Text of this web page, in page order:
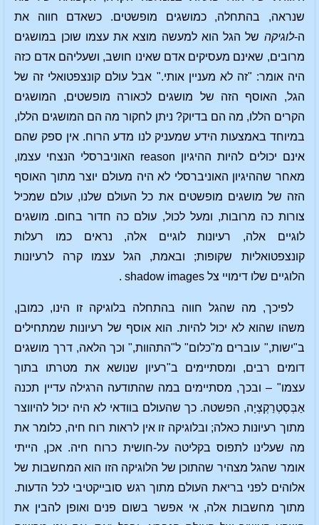
שנראה, בהתחלה, כמושגים מופשטים. כשאדם חווה את
ה-לוגיקה של הגל הוא למעשה מוצא את עצמו שוכן במושגים
מרובים, שאינם מעסיקים אדם שאינו חושב, ושעליהם אדם כזה
היה אומר: "זה לא מעניין אותי." אבל עולם קונצפטואלי זה של
הגל, האוסף הזה של מושגים לכאורה מופשטים, המושגים
הקרים הללו, מה הם בדיוק? ניתן לחקור מה הם המושגים הללו,
במיוחד באמצעות הידע שמעניק לנו מדע הרוח. אין ספק שהם
אינם יכולים להיות ההיגיון reason האוניברסלי הנצחי עצמו,
מאחר שההיגיון האוניברסלי לא היה מעולם יוצר מתוך האוסף
הזה של מושגים מופשטים את כל העולם שלנו, עולם שמכיל
צורות כה מרובות, ומעל לכול, עולם כה חדור בחום. מושגים
לוגיים אלה, רעיונות לוגיים אלה, נראים כמו רעלות
קונצפטואליות שקופות; ובאמת, הגל עצמו קרה לרעיונות
הלוגיים שלו דימויי צל shadow images .
לפיכך, מה שהגל חווה בהתחלה בלוגיקה זו הינו, כמובן,
משהו שהוא לא יכול להיות. הוא אוסף של רעיונות שמתחילים
ב"ישות," עוברים מ"כלום" ל"התהוות," וכך הלאה, דרך מושגים
דומים רבים, ומסתיימים ב"רעיון שנושא את מטרתו בתוך
עצמו" – ובכך, מסתיימים במה שהתודעה הרגילה עדיין תכנה
אַבְּסְטְרַקְצְיָה, הפשטה. כך שהעולם בוודאי לא היה יכול להיווצר
מתוך רעיונות כאלה; ובלוגיקה זו אין לראות רוח חיה, כלומר את
מה שעלינו לתפוס בקליטה על-חושית כרוח חיה. אכן, הייתי
אומר שהגל מצהיר שהתוכן של הלוגיקה הזו הוא המחשבות של
אלוהים לפני בריאת העולם מתוך רגש סובייקטיבי לכל הדעות.
מתוך מחשבות אלה, אי אפשר בשום פנים ואופן להבין את